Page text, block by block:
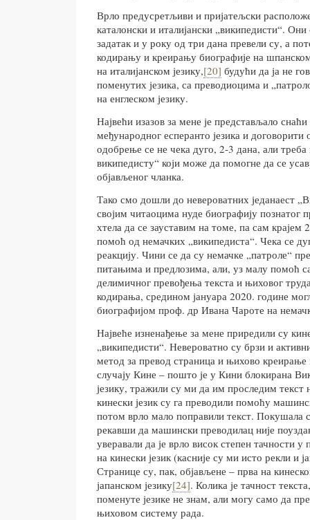
Врло предусретљиви и пријатељски
каталонски и италијански „википедисти“.
задатак и у року од три дана превели су, а
кодирању и креирању биографије на
на италијанском језику,[20] будући да ја не
поменутих језика, са преводиоцима и
на енглеском језику.
Највећи изазов за мене је представљало
међународног есперанто језика и договорити
одобрење се не чека дуго, 2-3 дана, али
википедисту“ који може да помогне да се
објављеног чланка.
Тако смо дошли до невероватних једанаест
својим читаоцима нуде биографију познатог
хтела да се зауставим на томе, па сам крајем
помоћ од немачких „википедиста“. Чека се
реакцију. Чини се да су немачке „патроле“
питањима и предлозима, али, уз малу помоћ
делимичног превођења текста и њиховог
кодирања, средином јануара 2020. године
биографијом проф. др Ивана Чароте на
Највеће изненађење за мене приредили су
„википедисти“. Невероватно су брзи и
метод за превод страница и њихово
случају Кине – пошто је у Кини блокирана
језику, тражили су ми да им проследим текст
кинески језик су га преводили помоћу
потом врло мало поправили текст. Покушала
рекавши да машински преводилац није
уверавали да је врло висок степен тачности у
на кинески језик (касније су ми исто рекли и
Странице су, пак, објављене – прва на
јапанском језику[24]. Колика је тачност
поменуте језике не знам, али могу само да
њиховом систему рада.